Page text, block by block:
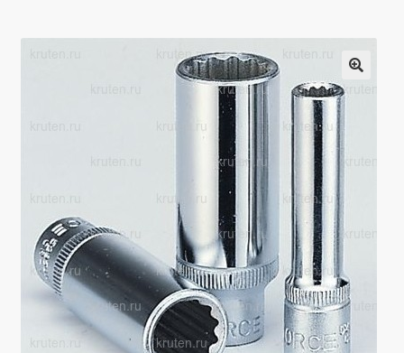
Политика в отношении обработки персональных